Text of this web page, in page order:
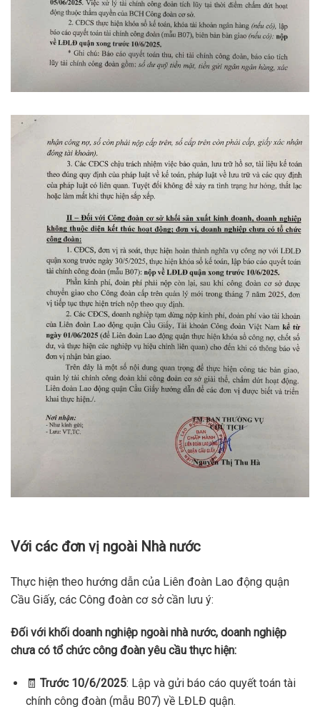
Với các đơn vị ngoài Nhà nước
Thực hiện theo hướng dẫn của Liên đoàn Lao động quận
Cầu Giấy, các Công đoàn cơ sở cần lưu ý:
Đối với khối doanh nghiệp ngoài nhà nước, doanh nghiệp
chưa có tổ chức công đoàn yêu cầu thực hiện:
🧾 Trước 10/6/2025: Lập và gửi báo cáo quyết toán tài
chính công đoàn (mẫu B07) về LĐLĐ quận.